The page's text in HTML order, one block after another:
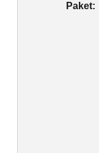
Paket: